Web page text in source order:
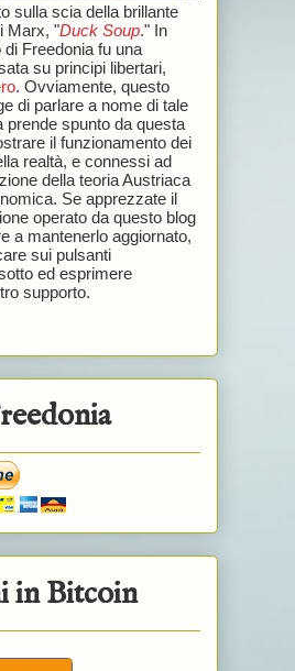
sulla scia della brillante
Marx, "Duck Soup." In
Freedonia fu una
su principi libertari,
. Ovviamente, questo
di parlare a nome di tale
prende spunto da questa
il funzionamento dei
realtà, e connessi ad
della teoria Austriaca
Se apprezzate il
operato da questo blog
a mantenerlo aggiornato,
sui pulsanti
ed esprimere
supporto.
in Bitcoin